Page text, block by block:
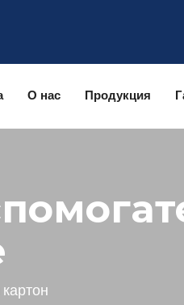
О нас Продукция